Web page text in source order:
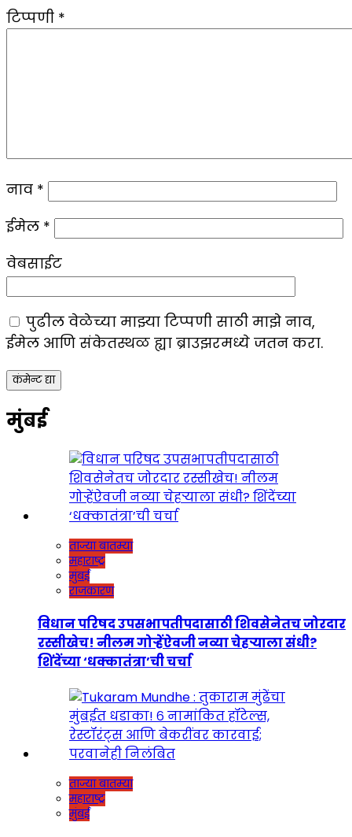
टिप्पणी *
नाव *
ईमेल *
वेबसाईट
पुढील वेळेच्या माझ्या टिप्पणी साठी माझे नाव,
ईमेल आणि संकेतस्थळ ह्या ब्राउझरमध्ये जतन करा.
मुंबई
ताज्या बातम्या
महाराष्ट्र
मुंबई
राजकारण
विधान परिषद उपसभापतीपदासाठी शिवसेनेतच जोरदार
रस्सीखेच! नीलम गोऱ्हेंऐवजी नव्या चेहऱ्याला संधी?
शिंदेंच्या ‘धक्कातंत्रा’ची चर्चा
ताज्या बातम्या
महाराष्ट्र
मुंबई